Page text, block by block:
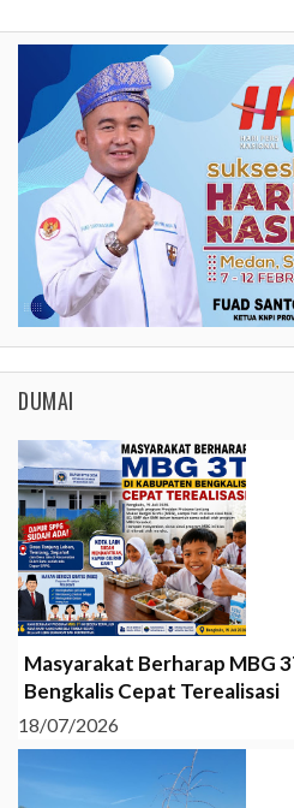
DUMAI
Masyarakat Berharap MBG
Bengkalis Cepat Terealisasi
18/07/2026